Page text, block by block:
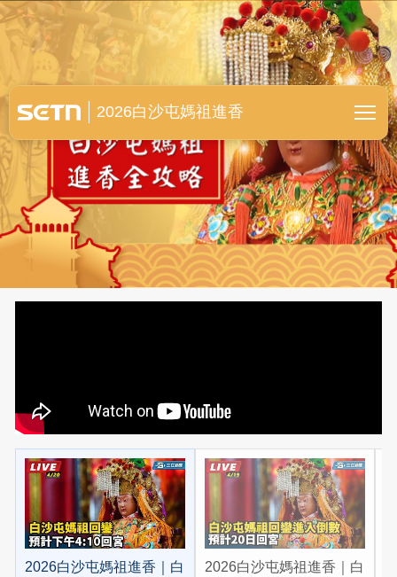
白沙屯媽祖進香全紀錄
2026白沙屯媽祖進香
2026白沙屯媽祖進香｜白
2026白沙屯媽祖進香｜白